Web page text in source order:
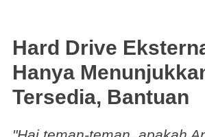
Hard Drive
Hanya
Tersedia, Bantuan